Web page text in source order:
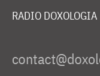
RADIO DOXOLOGIA